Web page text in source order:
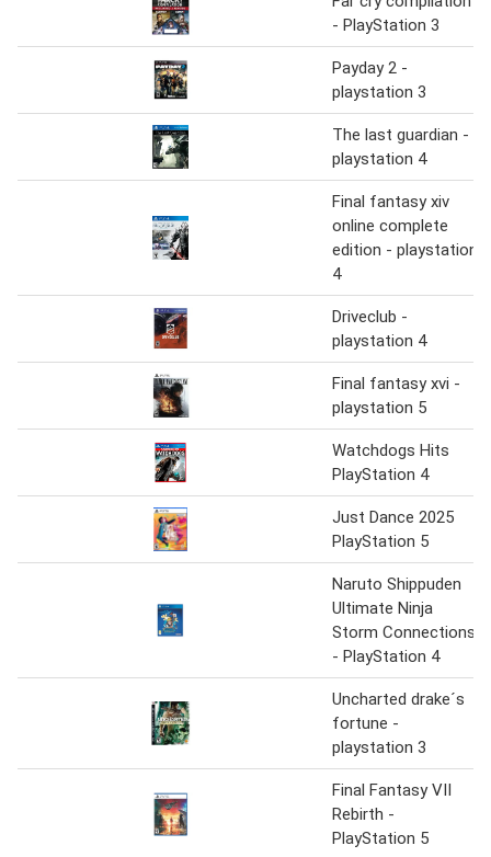
- PlayStation 3
Payday 2 -
playstation 3
The last guardian -
playstation 4
Final fantasy xiv
online complete
edition - playstation
4
Driveclub -
playstation 4
Final fantasy xvi -
playstation 5
Watchdogs Hits
PlayStation 4
Just Dance 2025
PlayStation 5
Naruto Shippuden
Ultimate Ninja
Storm Connections
- PlayStation 4
Uncharted drake´s
fortune -
playstation 3
Final Fantasy VII
Rebirth -
PlayStation 5